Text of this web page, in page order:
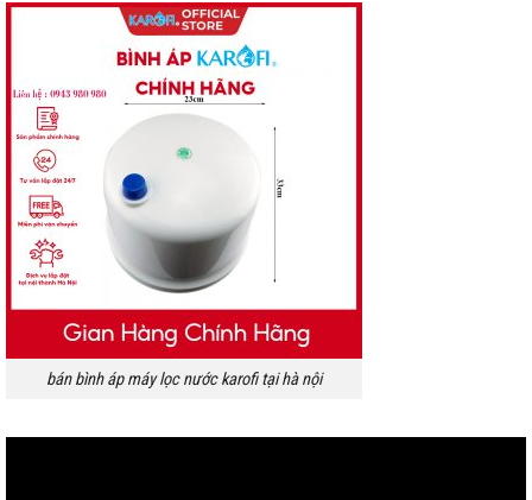
bán bình áp máy lọc nước karofi tại hà nội